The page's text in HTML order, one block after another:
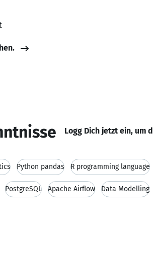
Logg Dich jetzt ein, um
Python pandas R programming language
PostgreSQL Apache Airflow Data Modelling